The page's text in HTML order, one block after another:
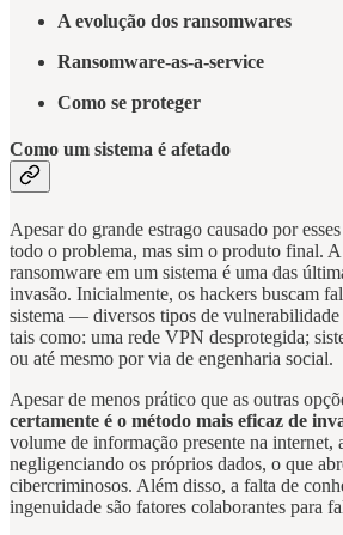
A evolução dos ransomwares
Ransomware-as-a-service
Como se proteger
Como um sistema é afetado
Apesar do grande estrago causado por
todo o problema, mas sim o produto final.
ransomware em um sistema é uma das
invasão. Inicialmente, os hackers buscam
sistema — diversos tipos de vulnerabilidade
tais como: uma rede VPN desprotegida;
ou até mesmo por via de engenharia social.
Apesar de menos prático que as outras
certamente é o método mais eficaz de
volume de informação presente na internet,
negligenciando os próprios dados, o que
cibercriminosos. Além disso, a falta de
ingenuidade são fatores colaborantes para